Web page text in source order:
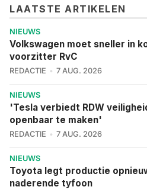
LAATSTE ARTIKELEN
NIEUWS
Volkswagen moet sneller in
voorzitter RvC
REDACTIE 7 AUG. 2026
NIEUWS
'Tesla verbiedt RDW
openbaar te maken'
REDACTIE 7 AUG. 2026
NIEUWS
Toyota legt productie
naderende tyfoon